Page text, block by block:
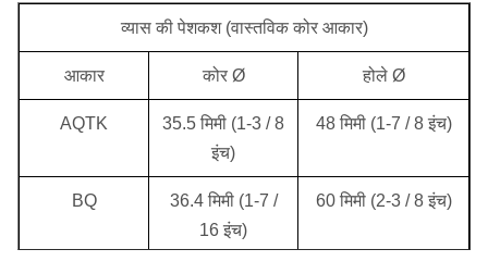
व्यास की पेशकश (वास्तविक कोर आकार)
आकार कोर Ø होले Ø
AQTK
35.5 मिमी (1-3 / 8
इंच)
48 मिमी (1-7 / 8 इंच)
BQ
36.4 मिमी (1-7 /
16 इंच)
60 मिमी (2-3 / 8 इंच)